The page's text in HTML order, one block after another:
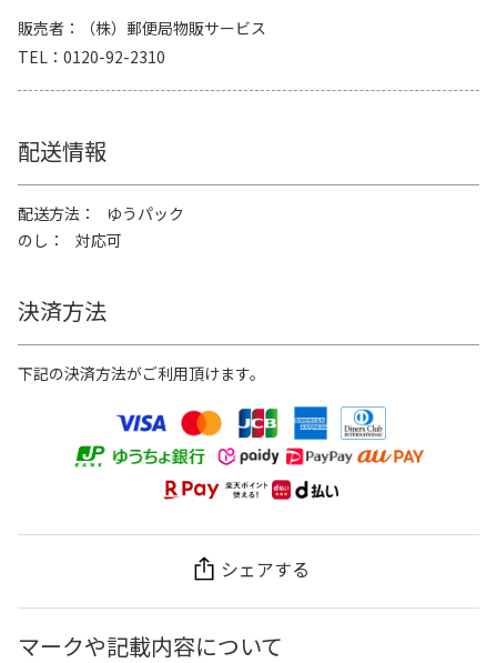
販売者
（株）郵便局物販サービス
TEL
0120-92-2310
配送情報
配送方法
ゆうパック
のし
対応可
決済方法
下記の決済方法がご利用頂けます。
シェアする
マークや記載内容について